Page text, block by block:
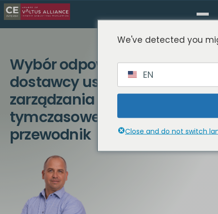
Wybór odpowiedniego
dostawcy usług
zarządzania
tymczasowego: Kompletny
przewodnik
We've detected you
EN
Close and do not switch